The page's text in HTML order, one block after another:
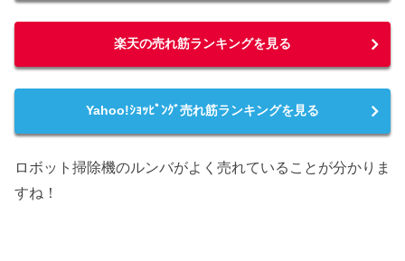
楽天の売れ筋ランキングを見る
Yahoo!ｼｮｯﾋﾟﾝｸﾞ売れ筋ランキングを見る
ロボット掃除機のルンバがよく売れていることが分かりま
すね！